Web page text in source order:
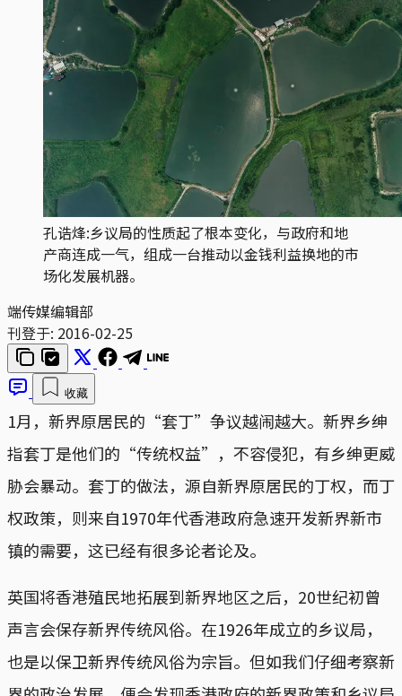
孔诰烽:乡议局的性质起了根本变化，与政府和地
产商连成一气，组成一台推动以金钱利益换地的市
场化发展机器。
端传媒编辑部
刊登于: 2016-02-25
收藏
1月，新界原居民的“套丁”争议越闹越大。新界乡绅
指套丁是他们的“传统权益”，不容侵犯，有乡绅更威
胁会暴动。套丁的做法，源自新界原居民的丁权，而丁
权政策，则来自1970年代香港政府急速开发新界新市
镇的需要，这已经有很多论者论及。
英国将香港殖民地拓展到新界地区之后，20世纪初曾
声言会保存新界传统风俗。在1926年成立的乡议局，
也是以保卫新界传统风俗为宗旨。但如我们仔细考察新